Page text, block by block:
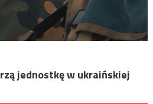
jednostkę w ukraińskiej